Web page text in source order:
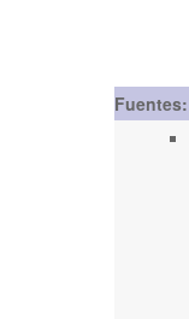
Fuentes: